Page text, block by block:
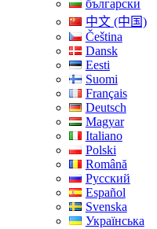
български
中文 (中国)
Čeština
Dansk
Eesti
Suomi
Français
Deutsch
Magyar
Italiano
Polski
Română
Русский
Español
Svenska
Українська